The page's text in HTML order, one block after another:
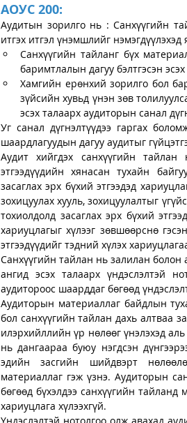
АОУС 200:
Аудитын зорилго нь : Санхүүгийн
итгэх итгэл үнэмшлийг
Санхүүгийн тайланг бүх
баримтлалын дагуу бэлтгэсэн
Хамгийн ерөнхий зорилго бол
зүйсийн хувьд үнэн зөв
эсэх талаарх аудиторын санал
Уг санал дүгнэлтүүдээ гаргах
шаардлагуудын дагуу аудитыг
Аудит хийгдэх санхүүгийн тайлан
этгээдүүдийн хянасан тухайн
засаглах эрх бүхий этгээдэд
зохицуулах хууль, зохицуулалтыг
тохиолдолд засаглах эрх бүхий
хариуцлагыг хүлээг зөвшөөрснө
этгээдүүдийг тэдний хүлэх
Санхүүгийн тайлан нь залилан болон
ангид эсэх талаарх үндэслэлтэй
аудитороос шаарддаг бөгөөд
Аудиторын материаллаг байдлын
бол санхүүгийн тайлан дахь алтваа
илэрхийллийн үр нөлөөг үнэлэхэд
нь дангаараа буюу нэгдсэн
эдийн засгийн шийдвэрт
материаллаг гэж үзнэ. Аудиторын
бөгөөд бүхэлдээ санхүүгийн
хариуцлага хүлээхгүй.